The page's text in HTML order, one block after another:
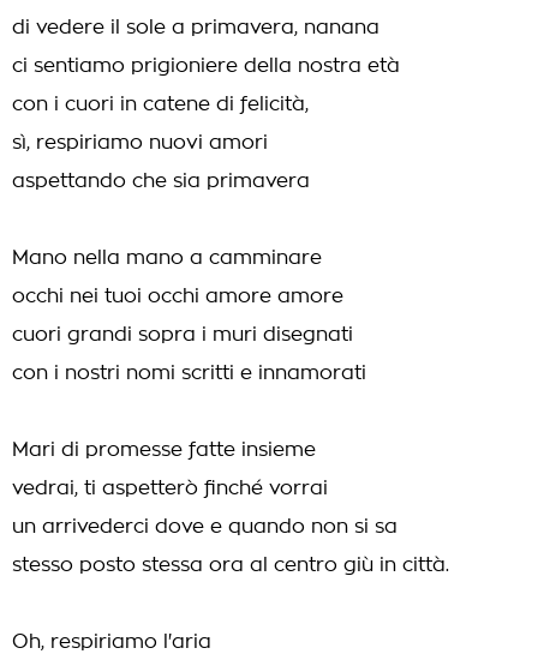
di vedere il sole a primavera, nanana
ci sentiamo prigioniere della nostra età
con i cuori in catene di felicità,
sì, respiriamo nuovi amori
aspettando che sia primavera
Mano nella mano a camminare
occhi nei tuoi occhi amore amore
cuori grandi sopra i muri disegnati
con i nostri nomi scritti e innamorati
Mari di promesse fatte insieme
vedrai, ti aspetterò finché vorrai
un arrivederci dove e quando non si sa
stesso posto stessa ora al centro giù in città.
Oh, respiriamo l'aria